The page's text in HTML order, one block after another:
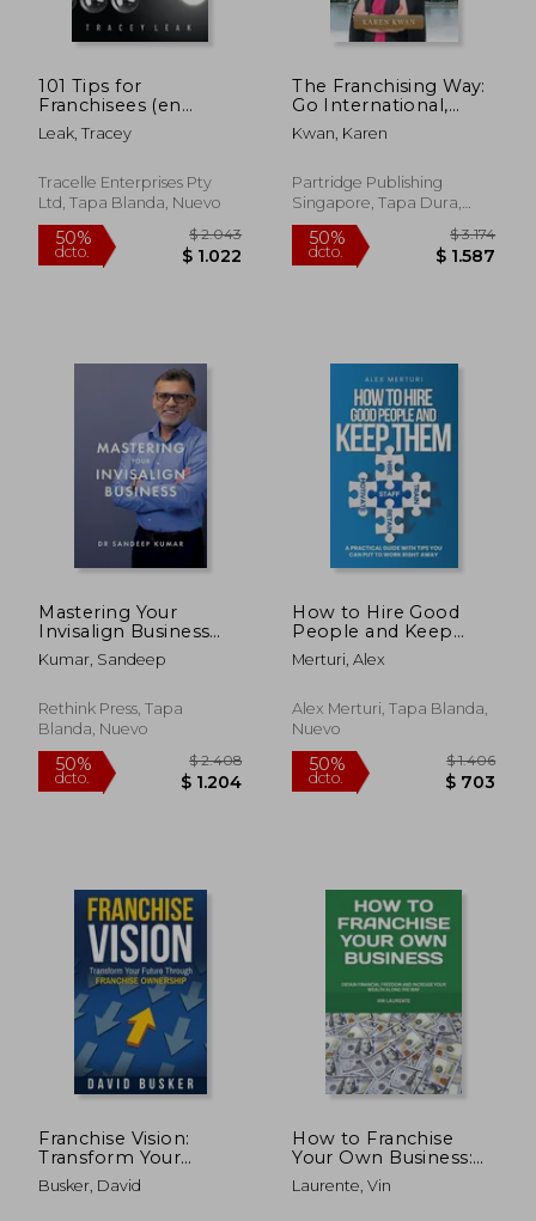
101 Tips for
Franchisees (en
Inglés)
Leak, Tracey
Tracelle Enterprises Pty
Ltd, Tapa Blanda, Nuevo
50%
dcto.
The Franchising Way:
Go International,
Expand Your
Network, and Sell
(en Inglés)
Kwan, Karen
Partridge Publishing
Singapore, Tapa Dura,
Nuevo
50%
dcto.
Mastering Your
Invisalign Business
(en Inglés)
Kumar, Sandeep
Rethink Press, Tapa
Blanda, Nuevo
How to Hire Good
People and Keep
Them (en Inglés)
Merturi, Alex
Alex Merturi, Tapa Blanda,
Nuevo
Franchise Vision:
Transform Your
Future Through
Franchise Ownership
Busker, David
How to Franchise
Your Own Business:
Obtain Financial
Freedom and
Laurente, Vin